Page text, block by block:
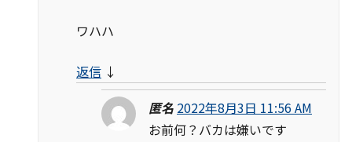
ワハハ
返信 ↓
匿名 2022年8月3日 11:56 AM
お前何？バカは嫌いです